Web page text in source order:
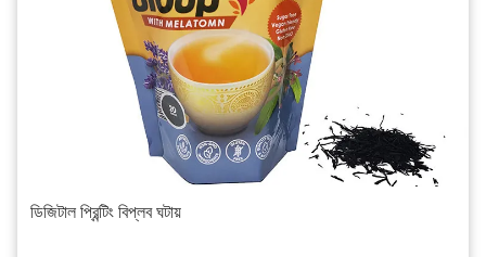
ডিজিটাল প্রিন্টিং বিপ্লব ঘটায়